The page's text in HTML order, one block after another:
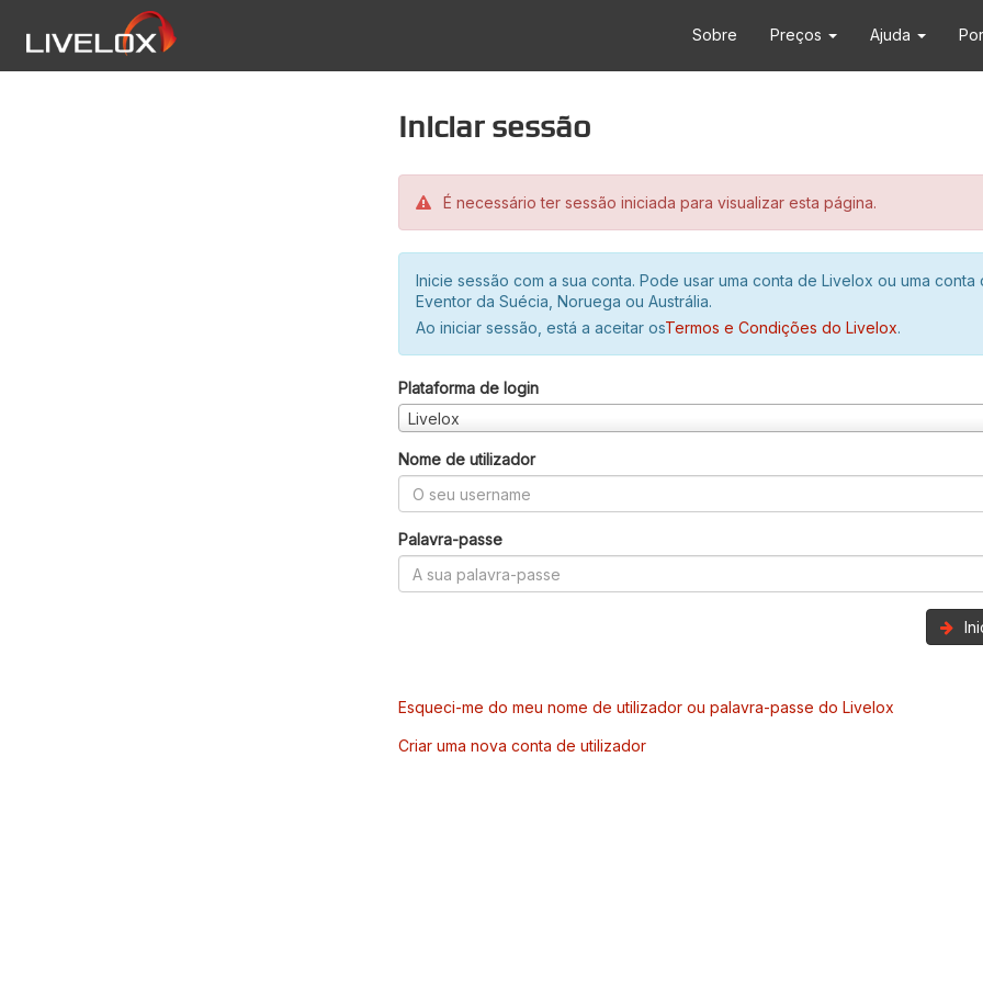
Sobre Preços Ajuda
Iniciar sessão
É necessário ter sessão iniciada para visualizar esta página.
Inicie sessão com a sua conta. Pode usar uma conta de Livelox ou uma conta
Eventor da Suécia, Noruega ou Austrália.
Ao iniciar sessão, está a aceitar osTermos e Condições do Livelox.
Plataforma de login
Livelox
Nome de utilizador
Palavra-passe
Esqueci-me do meu nome de utilizador ou palavra-passe do Livelox
Criar uma nova conta de utilizador